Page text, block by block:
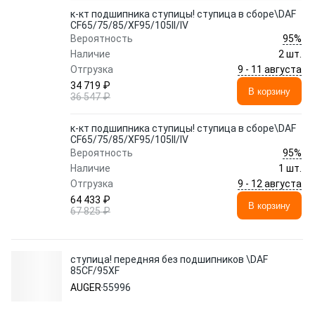
к-кт подшипника ступицы! ступица в сборе\DAF
CF65/75/85/XF95/105II/IV
Вероятность
95%
Наличие
2 шт.
Отгрузка
9 - 11 августа
34 719 ₽
36 547 ₽
В корзину
к-кт подшипника ступицы! ступица в сборе\DAF
CF65/75/85/XF95/105II/IV
Вероятность
95%
Наличие
1 шт.
Отгрузка
9 - 12 августа
64 433 ₽
67 825 ₽
В корзину
ступица! передняя без подшипников \DAF
85CF/95XF
AUGER 55996